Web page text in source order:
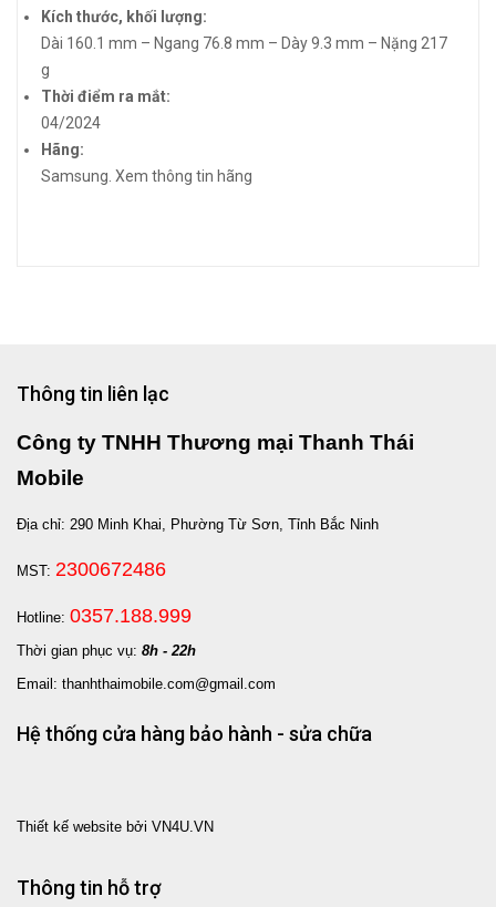
Kích thước, khối lượng:
Dài 160.1 mm – Ngang 76.8 mm – Dày 9.3 mm – Nặng 217
g
Thời điểm ra mắt:
04/2024
Hãng:
Samsung. Xem thông tin hãng
Thông tin liên lạc
Công ty TNHH Thương mại Thanh Thái
Mobile
Địa chỉ: 290 Minh Khai, Phường Từ Sơn, Tỉnh Bắc Ninh
MST: 2300672486
Hotline: 0357.188.999
Thời gian phục vụ: 8h - 22h
Email: thanhthaimobile.com@gmail.com
Hệ thống cửa hàng bảo hành - sửa chữa
Thiết kế website bởi VN4U.VN
Thông tin hỗ trợ